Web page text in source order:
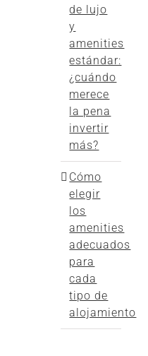
de lujo
y
amenities
estándar:
¿cuándo
merece
la pena
invertir
más?
Cómo
elegir
los
amenities
adecuados
para
cada
tipo de
alojamiento